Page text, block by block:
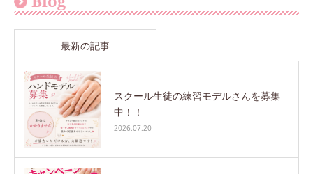
最新の記事
スクール生徒の練習モデルさんを募集
中！！
2026.07.20